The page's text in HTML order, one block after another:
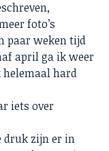
foto’s
paar weken tijd
april ga ik weer
helemaal hard
iets over
druk zijn er in